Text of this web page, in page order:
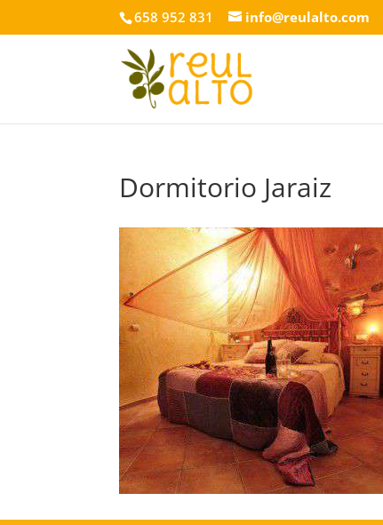
658 952 831 info@reulalto.com
Dormitorio Jaraiz